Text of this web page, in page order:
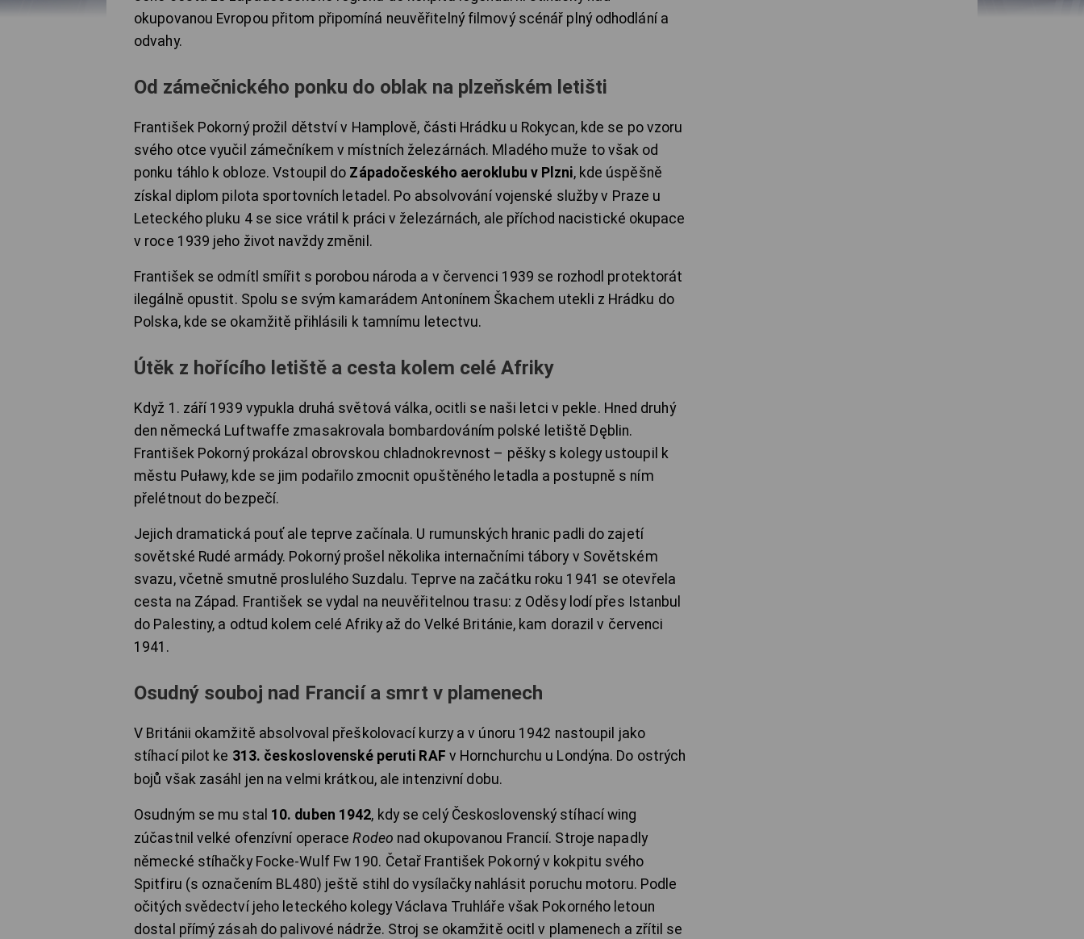
okupovanou Evropou přitom připomíná neuvěřitelný filmový scénář plný odhodlání a
odvahy.
Od zámečnického ponku do oblak na plzeňském letišti
František Pokorný prožil dětství v Hamplově, části Hrádku u Rokycan, kde se po vzoru
svého otce vyučil zámečníkem v místních železárnách. Mladého muže to však od
ponku táhlo k obloze. Vstoupil do Západočeského aeroklubu v Plzni, kde úspěšně
získal diplom pilota sportovních letadel. Po absolvování vojenské služby v Praze u
Leteckého pluku 4 se sice vrátil k práci v železárnách, ale příchod nacistické okupace
v roce 1939 jeho život navždy změnil.
František se odmítl smířit s porobou národa a v červenci 1939 se rozhodl protektorát
ilegálně opustit. Spolu se svým kamarádem Antonínem Škachem utekli z Hrádku do
Polska, kde se okamžitě přihlásili k tamnímu letectvu.
Útěk z hořícího letiště a cesta kolem celé Afriky
Když 1. září 1939 vypukla druhá světová válka, ocitli se naši letci v pekle. Hned druhý
den německá Luftwaffe zmasakrovala bombardováním polské letiště Dęblin.
František Pokorný prokázal obrovskou chladnokrevnost – pěšky s kolegy ustoupil k
městu Puławy, kde se jim podařilo zmocnit opuštěného letadla a postupně s ním
přelétnout do bezpečí.
Jejich dramatická pouť ale teprve začínala. U rumunských hranic padli do zajetí
sovětské Rudé armády. Pokorný prošel několika internačními tábory v Sovětském
svazu, včetně smutně proslulého Suzdalu. Teprve na začátku roku 1941 se otevřela
cesta na Západ. František se vydal na neuvěřitelnou trasu: z Oděsy lodí přes Istanbul
do Palestiny, a odtud kolem celé Afriky až do Velké Británie, kam dorazil v červenci
1941.
Osudný souboj nad Francií a smrt v plamenech
V Británii okamžitě absolvoval přeškolovací kurzy a v únoru 1942 nastoupil jako
stíhací pilot ke 313. československé peruti RAF v Hornchurchu u Londýna. Do ostrých
bojů však zasáhl jen na velmi krátkou, ale intenzivní dobu.
Osudným se mu stal 10. duben 1942, kdy se celý Československý stíhací wing
zúčastnil velké ofenzívní operaceRodeo nad okupovanou Francií. Stroje napadly
německé stíhačky Focke-Wulf Fw 190. Četař František Pokorný v kokpitu svého
Spitfiru (s označením BL480) ještě stihl do vysílačky nahlásit poruchu motoru. Podle
očitých svědectví jeho leteckého kolegy Václava Truhláře však Pokorného letoun
dostal přímý zásah do palivové nádrže. Stroj se okamžitě ocitl v plamenech a zřítil se